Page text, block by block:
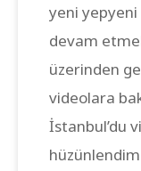
yeni
devam
üzerinden
videolara
İstanbul’du